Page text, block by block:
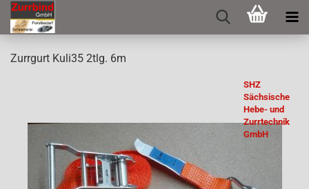
Zurr­gurt Kuli35 2tlg. 6m
SHZ
Sächsische
Hebe- und
Zurrtechnik
GmbH